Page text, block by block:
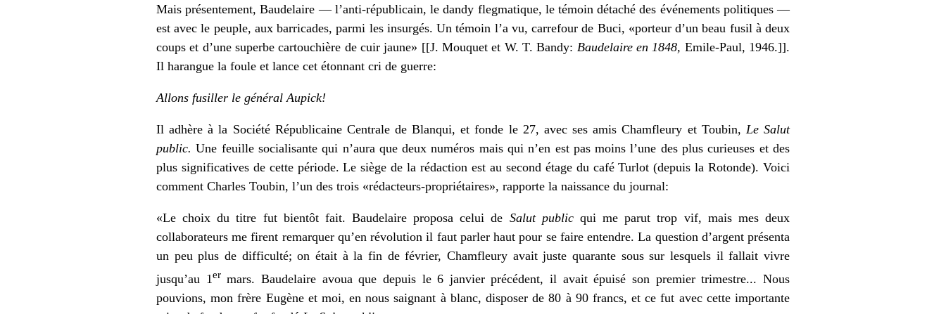
Mais présentement, Baudelaire — l’anti-républicain, le dandy flegmatique, le témoin détaché des événements politiques —
est avec le peuple, aux barricades, parmi les insurgés. Un témoin l’a vu, carrefour de Buci, «porteur d’un beau fusil à deux
coups et d’une superbe cartouchière de cuir jaune» [[J. Mouquet et W. T. Bandy: Baudelaire en 1848, Emile-Paul, 1946.]].
Il harangue la foule et lance cet étonnant cri de guerre:
Allons fusiller le général Aupick!
Il adhère à la Société Républicaine Centrale de Blanqui, et fonde le 27, avec ses amis Chamfleury et Toubin, Le Salut
public. Une feuille socialisante qui n’aura que deux numéros mais qui n’en est pas moins l’une des plus curieuses et des
plus significatives de cette période. Le siège de la rédaction est au second étage du café Turlot (depuis la Rotonde). Voici
comment Charles Toubin, l’un des trois «rédacteurs-propriétaires», rapporte la naissance du journal:
«Le choix du titre fut bientôt fait. Baudelaire proposa celui de Salut publicqui me parut trop vif, mais mes deux
collaborateurs me firent remarquer qu’en révolution il faut parler haut pour se faire entendre. La question d’argent présenta
un peu plus de difficulté; on était à la fin de février, Chamfleury avait juste quarante sous sur lesquels il fallait vivre
jusqu’au 1ermars. Baudelaire avoua que depuis le 6 janvier précédent, il avait épuisé son premier trimestre... Nous
pouvions, mon frère Eugène et moi, en nous saignant à blanc, disposer de 80 à 90 francs, et ce fut avec cette importante